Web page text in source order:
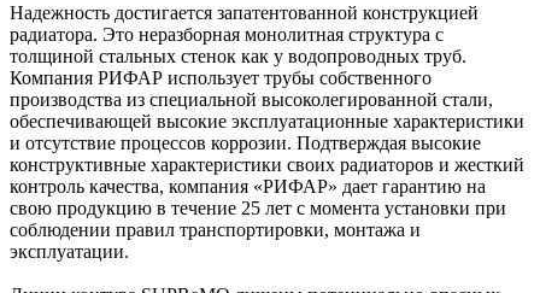
Надежность достигается запатентованной конструкцией
радиатора. Это неразборная монолитная структура с
толщиной стальных стенок как у водопроводных труб.
Компания РИФАР использует трубы собственного
производства из специальной высоколегированной стали,
обеспечивающей высокие эксплуатационные характеристики
и отсутствие процессов коррозии. Подтверждая высокие
конструктивные характеристики своих радиаторов и жесткий
контроль качества, компания «РИФАР» дает гарантию на
свою продукцию в течение 25 лет с момента установки при
соблюдении правил транспортировки, монтажа и
эксплуатации.